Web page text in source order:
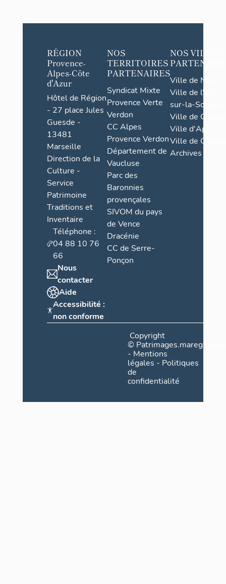
RÉGION
Provence-
Alpes-Côte
d'Azur
Hôtel de Région
- 27 place Jules
Guesde -
13481
Marseille
Direction de la
Culture -
Service
Patrimoine
Traditions et
Inventaire
Téléphone :
04 88 10 76
66
Nous
contacter
Aide
Accessibilité :
non conforme
NOS
TERRITOIRES
PARTENAIRES
Syndicat Mixte
Provence Verte
Verdon
CC Alpes
Provence Verdon
Département de
Vaucluse
Parc des
Baronnies
provençales
SIVOM du pays
de Vence
Dracénie
CC de Serre-
Ponçon
NOS VILLES
Ville de Nice
Ville de l'Isle-
sur-la-Sorgue
Ville de Grasse
Ville d'Apt
Ville de
Archives
Copyright
©
- Mentions
légales - Politiques
de
confidentialité